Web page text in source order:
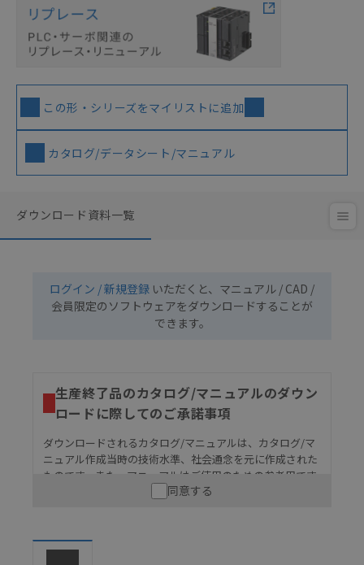
この形・シリーズをマイリストに追加
カタログ/データシート/マニュアル
ダウンロード資料一覧
ログイン / 新規登録 いただくと、マニュアル / CAD /
会員限定のソフトウェアをダウンロードすることが
できます。
生産終了品のカタログ/マニュアルのダウン
ロードに際してのご承諾事項
ダウンロードされるカタログ/マニュアルは、カタログ/マ
ニュアル作成当時の技術水準、社会通念を元に作成された
ものです。また、マニュアルはご使用のための参考用です
ので、ご使用にあたっての安全性については十分にご配慮
うな用途に使用される場合には、システム全体として
同意する